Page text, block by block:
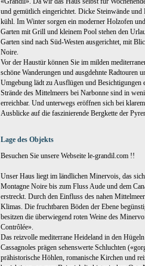
und gemütlich eingerichtet. Dicke Steinwände
kühl. Im Winter sorgen ein moderner Holzofen
Garten mit Grill und kleinem Pool stehen den
Garten sind nach Süd-Westen ausgerichtet, mit
Noire.
Vor der Haustür können Sie im milden
schöne Wanderungen und ausgdehnte Radtouren
Umgebung lädt zu Ausflügen und Besichtigungen
Strände des Mittelmeers bei Narbonne sind in
erreichbar. Und unterwegs eröffnen sich bei
Ausblicke auf die faszinierende Bergkette der
Lage des Objekts
Besuchen Sie unsere Webseite le-grandil.com !!
Unser Haus liegt im ländlichen Minervois, das
Montagne Noire bis zum Fluss Aude und dem
erstreckt. Durch den Einfluss des nahen
Klimas. Die fruchtbaren Böden der Ebene
besitzen die überwiegend roten Weine des
Contrôlée».
Das reizvolle mediterrane Heideland in den
Cassagnoles prägen sehenswerte Schluchten
prähistorische Höhlen, romanische Kirchen und